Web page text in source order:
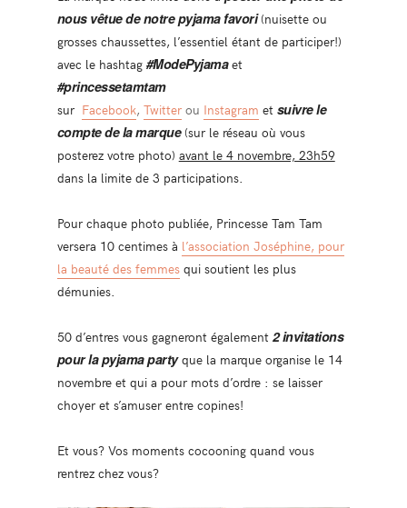
nous vêtue de notre pyjama favori(nuisette ou
grosses chaussettes, l’essentiel étant de participer!)
avec le hashtag #ModePyjamaet
#princessetamtam
sur Facebook, Twitterou Instagram et suivre le
compte de la marque(sur le réseau où vous
posterez votre photo) avant le 4 novembre, 23h59
dans la limite de 3 participations.
Pour chaque photo publiée, Princesse Tam Tam
versera 10 centimes à l’association Joséphine, pour
la beauté des femmesqui soutient les plus
démunies.
50 d’entres vous gagneront également 2 invitations
pour la pyjama partyque la marque organise le 14
novembre et qui a pour mots d’ordre : se laisser
choyer et s’amuser entre copines!
Et vous? Vos moments cocooning quand vous
rentrez chez vous?